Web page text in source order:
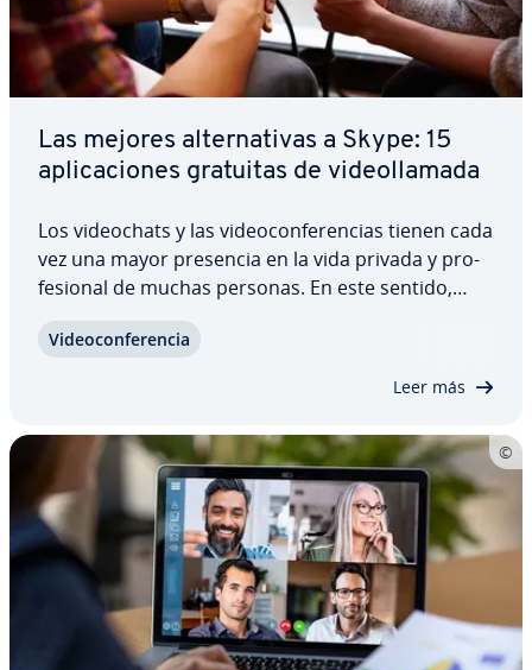
Las mejores al­te­r­na­ti­vas a Skype: 15
apli­ca­cio­nes gratuitas de vi­deo­lla­ma­da
Los vi­deo­chats y las vi­deo­co­n­fe­re­n­cias tienen cada
vez una mayor presencia en la vida privada y pro­
fe­sio­nal de muchas personas. En este sentido,
ámbito de la vi­deo­te­le­fo­nía por ordenador. Sin
Vi­deo­co­n­fe­re­n­cia
Leer más